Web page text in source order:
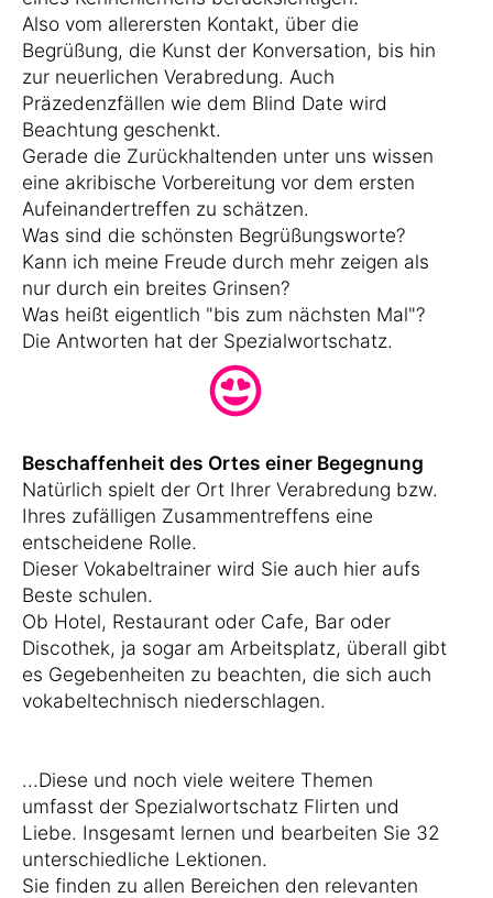
Also vom allerersten Kontakt, über die
Begrüßung, die Kunst der Konversation, bis hin
zur neuerlichen Verabredung. Auch
Präzedenzfällen wie dem Blind Date wird
Beachtung geschenkt.
Gerade die Zurückhaltenden unter uns wissen
eine akribische Vorbereitung vor dem ersten
Aufeinandertreffen zu schätzen.
Was sind die schönsten Begrüßungsworte?
Kann ich meine Freude durch mehr zeigen als
nur durch ein breites Grinsen?
Was heißt eigentlich "bis zum nächsten Mal"?
Die Antworten hat der Spezialwortschatz.
Beschaffenheit des Ortes einer Begegnung
Natürlich spielt der Ort Ihrer Verabredung bzw.
Ihres zufälligen Zusammentreffens eine
entscheidene Rolle.
Dieser Vokabeltrainer wird Sie auch hier aufs
Beste schulen.
Ob Hotel, Restaurant oder Cafe, Bar oder
Discothek, ja sogar am Arbeitsplatz, überall gibt
es Gegebenheiten zu beachten, die sich auch
vokabeltechnisch niederschlagen.
...Diese und noch viele weitere Themen
umfasst der Spezialwortschatz Flirten und
Liebe. Insgesamt lernen und bearbeiten Sie 32
unterschiedliche Lektionen.
Sie finden zu allen Bereichen den relevanten